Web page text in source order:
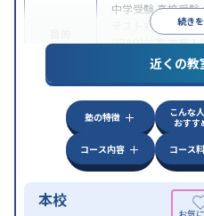
続き
中学受験高校受験
テスト対策
内申
(旧AO)対策推薦入
(漢字検定)対策
中高一貫校生に対
可能不登校生に対
オンライン対応1
近くの教
塾の特徴
こんな
おすす
コース内容
コース
本校